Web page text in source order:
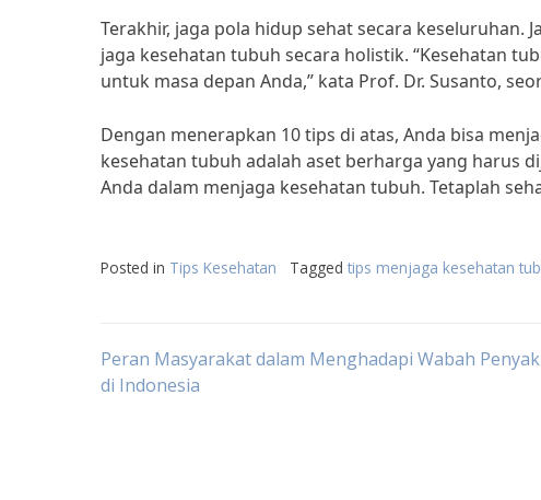
Terakhir, jaga pola hidup sehat secara keseluruhan.
jaga kesehatan tubuh secara holistik. “Kesehatan
untuk masa depan Anda,” kata Prof. Dr. Susanto,
Dengan menerapkan 10 tips di atas, Anda bisa
kesehatan tubuh adalah aset berharga yang harus
Anda dalam menjaga kesehatan tubuh. Tetaplah
Posted in Tips Kesehatan Tagged tips menjaga kesehatan
Post
Peran Masyarakat dalam Menghadapi Wabah
di Indonesia